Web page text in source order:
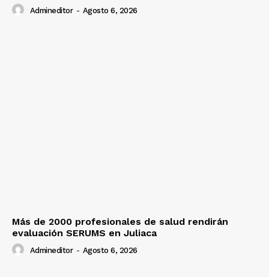
Admineditor - Agosto 6, 2026
Más de 2000 profesionales de salud rendirán
evaluación SERUMS en Juliaca
Admineditor - Agosto 6, 2026